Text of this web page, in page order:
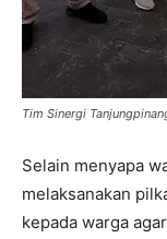
Tim Sinergi
Selain menyapa
melaksanakan
kepada warga